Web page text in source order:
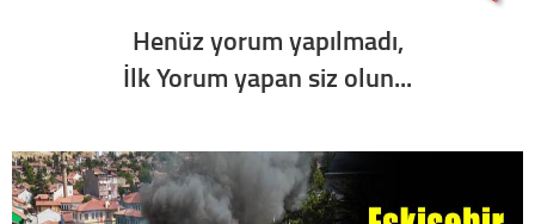
Henüz yorum yapılmadı,
İlk Yorum yapan siz olun...